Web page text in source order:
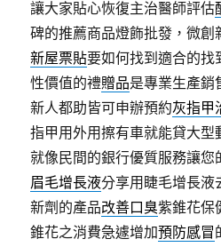
讓大家貼心恢復主治醫師評估
碑的推薦商品燈飾批發，微
新屋票貼要如何找到適合的找
性價值的禮贈品是專業生產銷
新人都助皆可申辦預約灰指甲
指甲用外用擦有車就能貸大型
就像民間的銀行優質服務讓您
眉毛增長液分享用睫毛增長液
新劑的產品改善口臭紫錐花保
錐花之消費急遽增加預防感冒